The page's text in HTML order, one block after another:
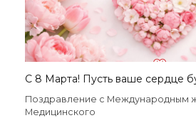
С 8 Марта! Пусть ваше сердце
Поздравление с Международным
Медицинского